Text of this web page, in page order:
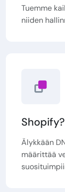
Tuemme
niiden
Älykkään
määrittää